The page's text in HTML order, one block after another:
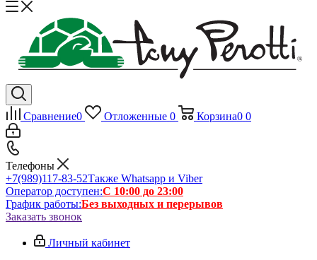
Сравнение0 Отложенные 0 Корзина0 0
Телефоны
+7(989)117-83-52Также Whatsapp и Viber
Оператор доступен:С 10:00 до 23:00
График работы:Без выходных и перерывов
Заказать звонок
Личный кабинет